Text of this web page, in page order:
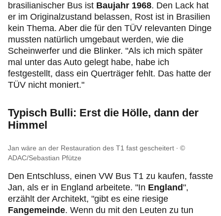
brasilianischer Bus ist Baujahr 1968. Den Lack hat
er im Originalzustand belassen, Rost ist in Brasilien
kein Thema. Aber die für den TÜV relevanten Dinge
mussten natürlich umgebaut werden, wie die
Scheinwerfer und die Blinker. "Als ich mich später
mal unter das Auto gelegt habe, habe ich
festgestellt, dass ein Querträger fehlt. Das hatte der
TÜV nicht moniert."
Typisch Bulli: Erst die Hölle, dann der
Himmel
Jan wäre an der Restauration des T1 fast gescheitert
©
ADAC/Sebastian Pfütze
Den Entschluss, einen VW Bus T1 zu kaufen, fasste
Jan, als er in England arbeitete. "In England",
erzählt der Architekt, "gibt es eine riesige
Fangemeinde. Wenn du mit den Leuten zu tun